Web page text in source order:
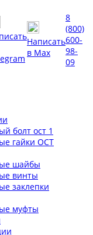
Написать
в Max
8
(800)
600-
98-
09
болт ост 1
гайки ОСТ
шайбы
винты
заклепки
муфты